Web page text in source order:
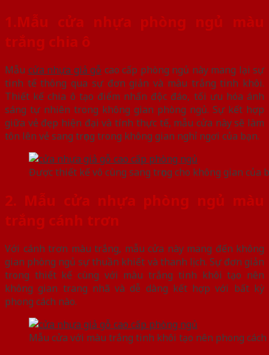
1.Mẫu cửa nhựa phòng ngủ màu
trắng chia ô
Mẫu cửa nhựa giả gỗ cao cấp phòng ngủ này mang lại sự
tinh tế thông qua sự đơn giản và màu trắng tinh khôi.
Thiết kế chia ô tạo điểm nhấn độc đáo, tối ưu hóa ánh
sáng tự nhiên trong không gian phòng ngủ. Sự kết hợp
giữa vẻ đẹp hiện đại và tính thực tế, mẫu cửa này sẽ làm
tôn lên vẻ sang trọng trong không gian nghỉ ngơi của bạn.
Được thiết kế vô cùng sang trọng cho không gian của
2. Mẫu cửa nhựa phòng ngủ màu
trắng cánh trơn
Với cánh trơn màu trắng, mẫu cửa này mang đến không
gian phòng ngủ sự thuần khiết và thanh lịch. Sự đơn giản
trong thiết kế cùng với màu trắng tinh khôi tạo nên
không gian trang nhã và dễ dàng kết hợp với bất kỳ
phong cách nào.
Mẫu cửa với màu trắng tinh khôi tạo nên phong